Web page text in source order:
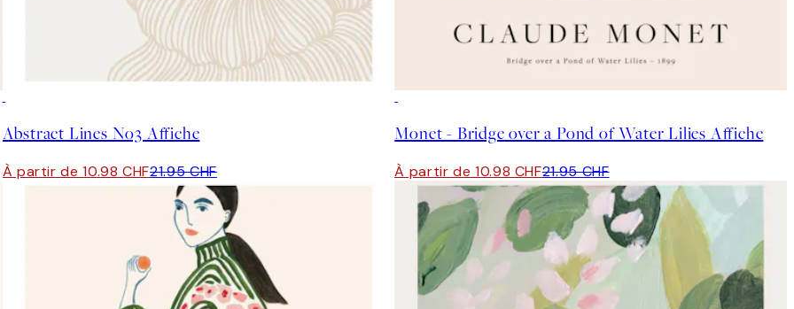
Abstract Lines No3 Affiche
À partir de 10.98 CHF21.95 CHF
Monet - Bridge over a Pond of Water Lilies Affiche
À partir de 10.98 CHF21.95 CHF